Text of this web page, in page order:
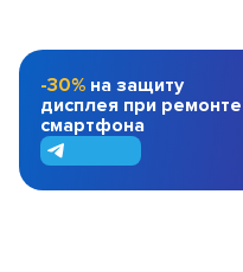
-30% на защиту
дисплея при ремонте
смартфона